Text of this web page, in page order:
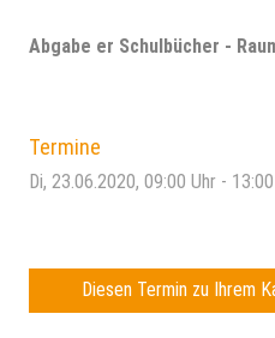
Abgabe er Schulbücher -
Termine
Di, 23.06.2020, 09:00 Uhr - 13:00
Diesen Termin zu Ihrem